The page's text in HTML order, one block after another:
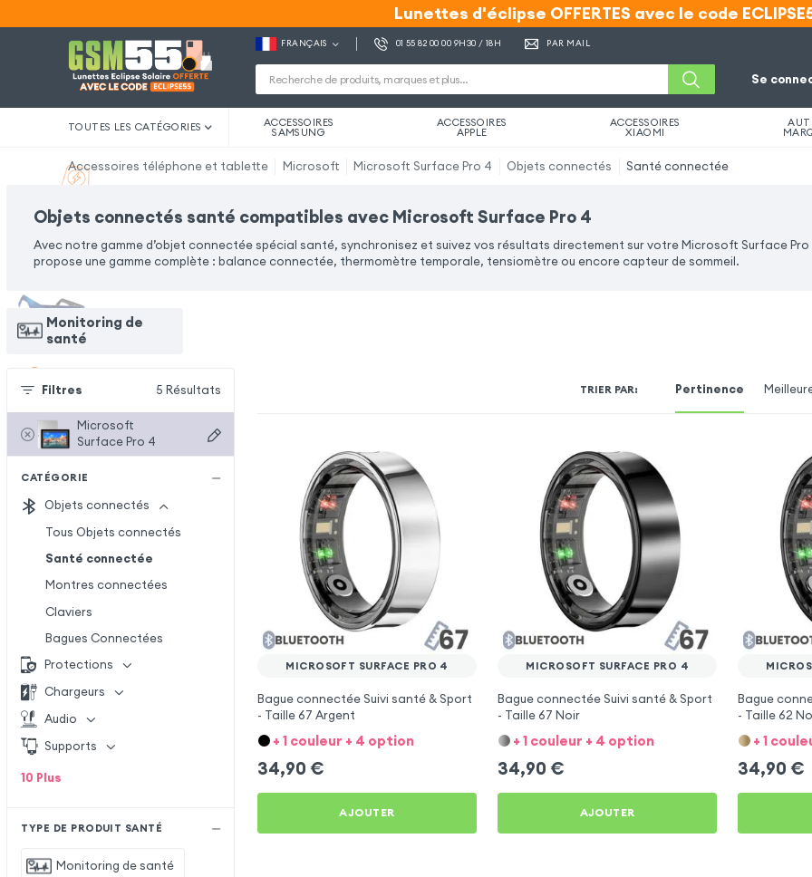
Lunettes d'éclipse OFFERTES avec le code
Lunettes d'éclipse OFFERTES avec le code
FRANÇAIS 01 55 82 00 00 9H30 / 18H PAR MAIL
Se
TOUTES LES CATÉGORIES ACCESSOIRES
SAMSUNG
ACCESSOIRES
APPLE
ACCESSOIRES
XIAOMI
Accessoires téléphone et tablette Microsoft Microsoft Surface Pro 4 Objets connectés Santé connectée
Objets connectés santé compatibles avec Microsoft Surface Pro 4
Avec notre gamme d’objet connectée spécial santé, synchronisez et suivez vos résultats directement sur votre Microsoft Surface Pro
propose une gamme complète : balance connectée, thermomètre temporale, tensiomètre ou encore capteur de sommeil.
Monitoring de
santé
Filtres 5 Résultats
Microsoft
Surface Pro 4
CATÉGORIE
Objets connectés
Tous Objets connectés
Santé connectée
Montres connectées
Claviers
Bagues Connectées
Protections
Chargeurs
Audio
Supports
10 Plus
TYPE DE PRODUIT SANTÉ
Monitoring de santé
TRIER PAR: Pertinence
MICROSOFT SURFACE PRO 4
Bague connectée Suivi santé & Sport
- Taille 67 Argent
+ 1 couleur + 4 option
34,90 €
AJOUTER
MICROSOFT SURFACE PRO 4
Bague connectée Suivi santé & Sport
- Taille 67 Noir
+ 1 couleur + 4 option
34,90 €
AJOUTER
Bague
- Taille 62
+ 1
34,90 €